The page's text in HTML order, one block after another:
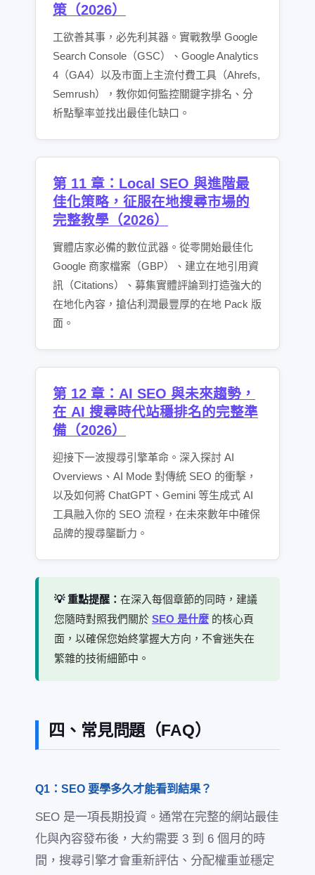
策（2026）
工欲善其事，必先利其器。實戰教學 Google
Search Console（GSC）、Google Analytics
4（GA4）以及市面上主流付費工具（Ahrefs,
Semrush），教你如何監控關鍵字排名、分
析點擊率並找出最佳化缺口。
第 11 章：Local SEO 與進階最
佳化策略，征服在地搜尋市場的
完整教學（2026）
實體店家必備的數位武器。從零開始最佳化
Google 商家檔案（GBP）、建立在地引用資
訊（Citations）、募集實體評論到打造強大的
在地化內容，搶佔利潤最豐厚的在地 Pack 版
面。
第 12 章：AI SEO 與未來趨勢，
在 AI 搜尋時代站穩排名的完整準
備（2026）
迎接下一波搜尋引擎革命。深入探討 AI
Overviews、AI Mode 對傳統 SEO 的衝擊，
以及如何將 ChatGPT、Gemini 等生成式 AI
工具融入你的 SEO 流程，在未來數年中確保
品牌的搜尋壟斷力。
💡 重點提醒： 在深入每個章節的同時，建議
您隨時對照我們關於 SEO 是什麼 的核心頁
面，以確保您始終掌握大方向，不會迷失在
繁雜的技術細節中。
四、常見問題（FAQ）
Q1：SEO 要學多久才能看到結果？
SEO 是一項長期投資。通常在完整的網站最佳
化與內容發布後，大約需要 3 到 6 個月的時
間，搜尋引擎才會重新評估、分配權重並穩定